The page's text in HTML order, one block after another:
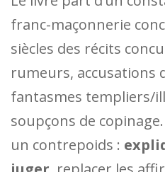
franc-maçonnerie
siècles des récits
rumeurs, accusations
fantasmes templiers/
soupçons de
un contrepoids :